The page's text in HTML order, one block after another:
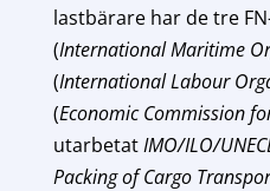
lastbärare har de tre
(International Maritime
(International Labour
(Economic Commission
utarbetatIMO/ILO/
Packing of Cargo